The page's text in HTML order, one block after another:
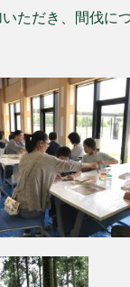
ただき、間伐に